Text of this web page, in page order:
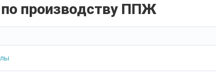
производству ППЖ